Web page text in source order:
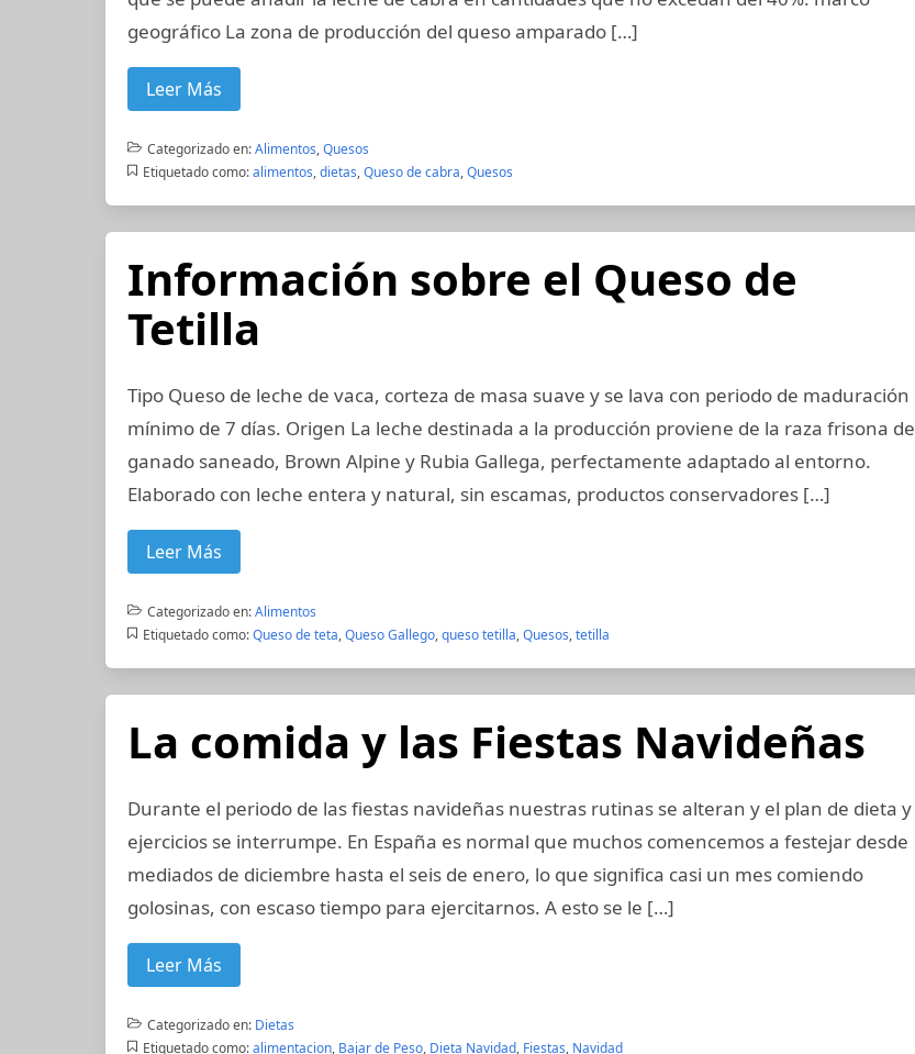
geográfico La zona de producción del queso amparado […]
Leer Más
Categorizado en:Alimentos,Quesos
Etiquetado como: alimentos,dietas,Queso de cabra,Quesos
Información sobre el Queso de
Tetilla
Tipo Queso de leche de vaca, corteza de masa suave y se lava con periodo de maduración
mínimo de 7 días. Origen La leche destinada a la producción proviene de la raza frisona de
ganado saneado, Brown Alpine y Rubia Gallega, perfectamente adaptado al entorno.
Elaborado con leche entera y natural, sin escamas, productos conservadores […]
Leer Más
Categorizado en:Alimentos
Etiquetado como: Queso de teta,Queso Gallego,queso tetilla,Quesos,tetilla
La comida y las Fiestas Navideñas
Durante el periodo de las fiestas navideñas nuestras rutinas se alteran y el plan de dieta y
ejercicios se interrumpe. En España es normal que muchos comencemos a festejar desde
mediados de diciembre hasta el seis de enero, lo que significa casi un mes comiendo
golosinas, con escaso tiempo para ejercitarnos. A esto se le […]
Leer Más
Categorizado en: Dietas
Etiquetado como: alimentacion, Bajar de Peso, Dieta Navidad, Fiestas, Navidad